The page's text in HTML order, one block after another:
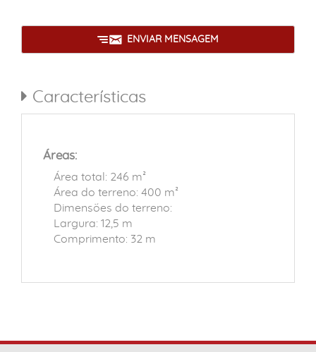
ENVIAR MENSAGEM
Características
Áreas:
Área total: 246 m²
Área do terreno: 400 m²
Dimensões do terreno:
Largura: 12,5 m
Comprimento: 32 m